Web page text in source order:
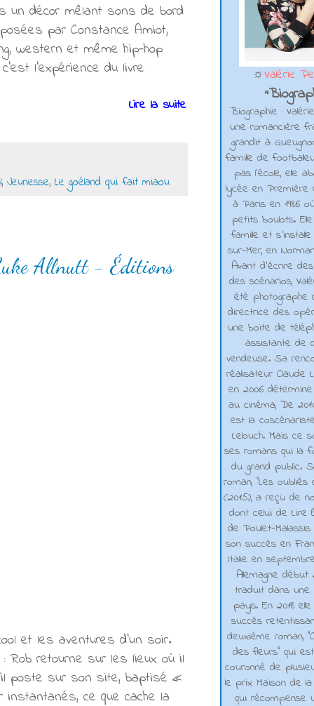
un décor mêlant sons de bord
par Constance Amiot,
western et même hip-hop
l’expérience du livre
Lire la suite
, Jeunesse, Le goéland qui fait miaou
Allnutt - Éditions
et les aventures d’un soir.
Rob retourne sur les lieux où il
poste sur son site, baptisé «
ce que cache la
☼Valérie
*
Biographie :
une romancière
grandit à
famille de
pas l'école, elle
lycée en
à Paris en 1986
petits boulots.
famille et
sur-Mer, en
Avant d’écrire
des scénarios,
été photographe
directrice des
une boite de
assistante de
vendeuse. Sa
réalisateur Claude
en 2006
au cinéma, De
est la
Lelouch. Mais ce
ses romans qui la
du grand public.
roman, "Les oubliés
(2015), a reçu de
dont celui de Lire
de Poulet-
son succès en
Italie en
Allemagne début
traduit dans une
pays. En 2018
succès
deuxième roman,
des fleurs" qui
couronné de
le prix Maison de la
qui récompense